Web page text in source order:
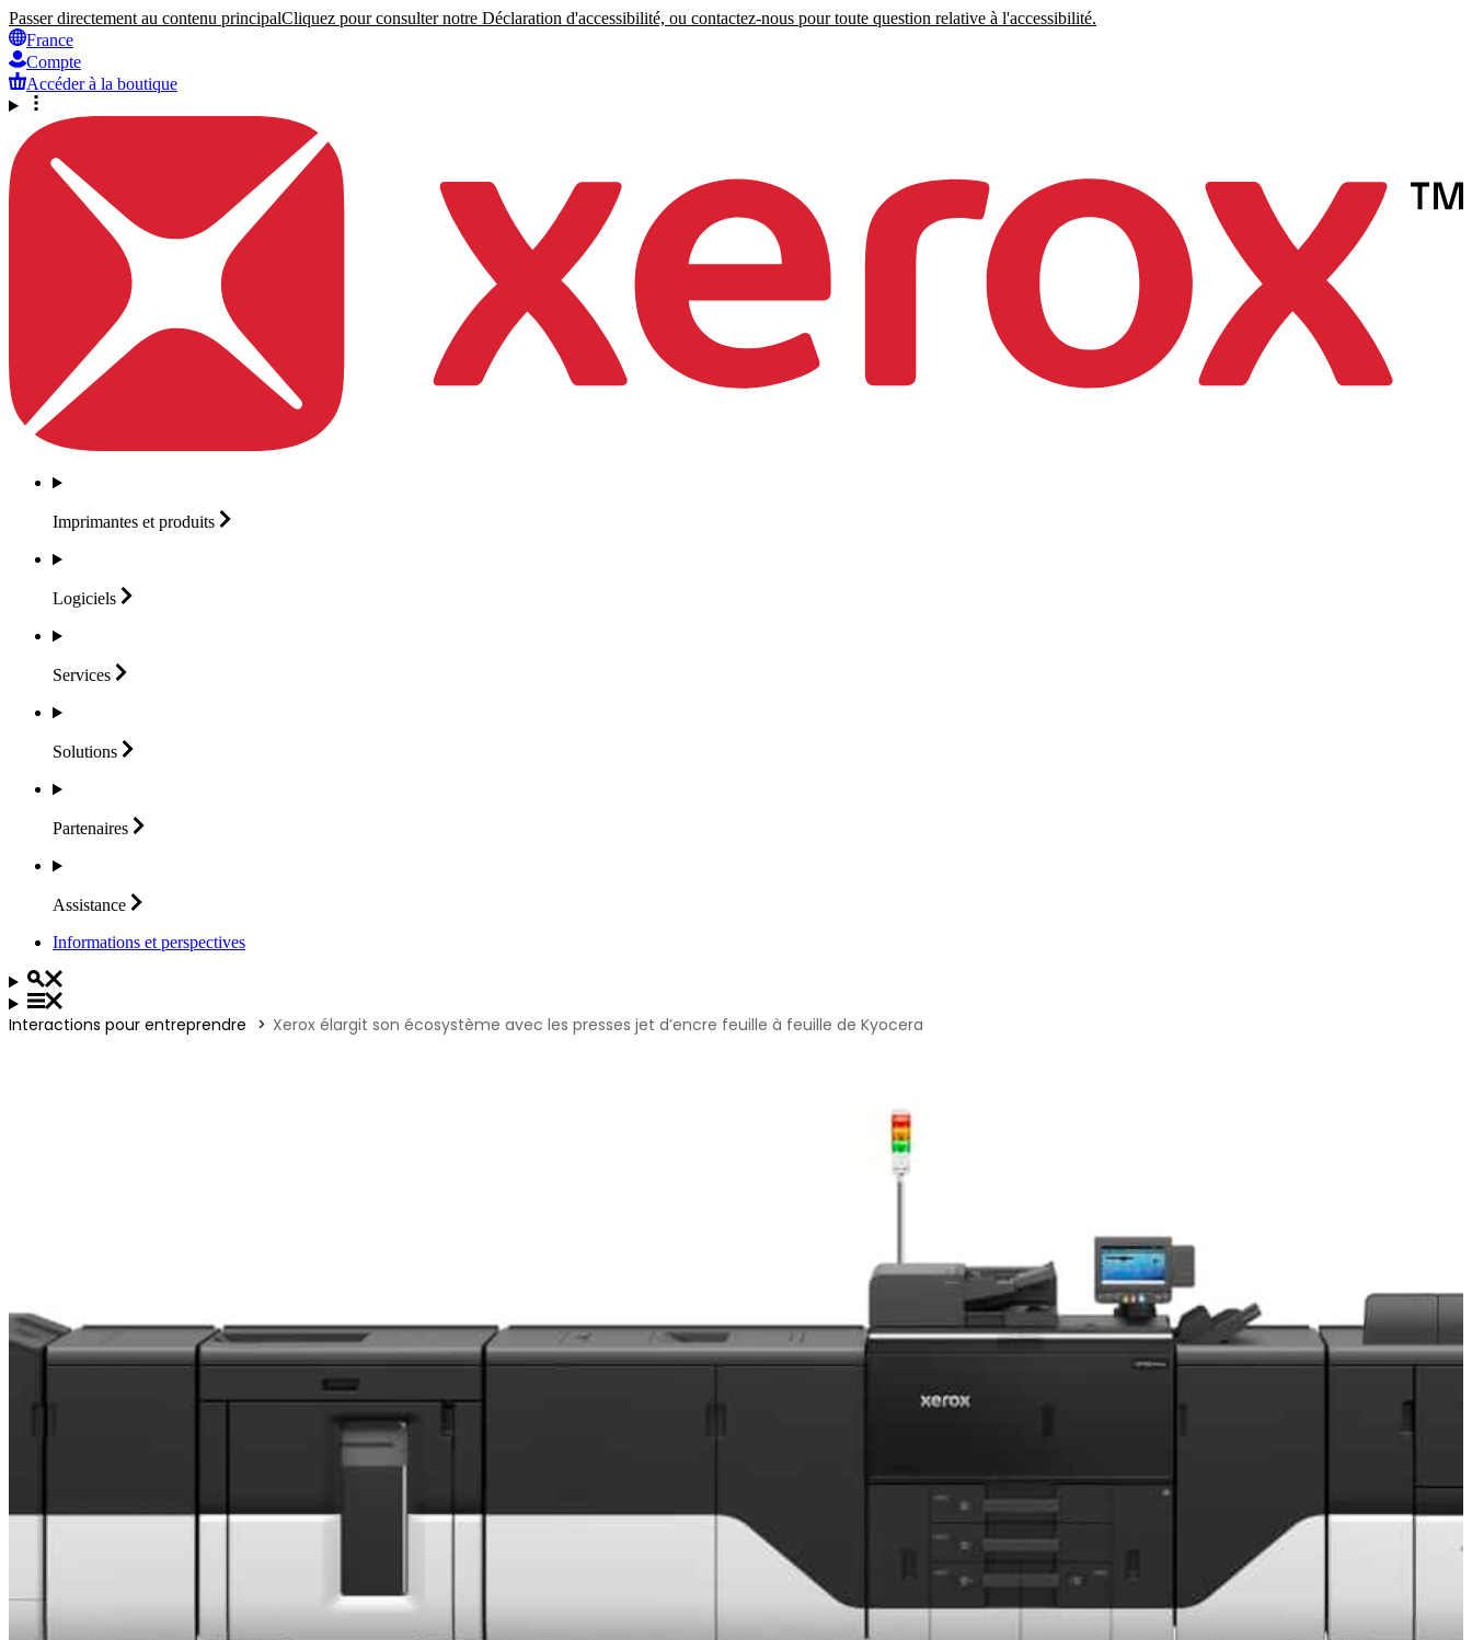
Passer directement au contenu principalCliquez pour consulter notre Déclaration d'accessibilité, ou contactez-nous pour toute question relative à l'accessibilité.
France
Compte
Accéder à la boutique
Imprimantes et produits
Logiciels
Services
Solutions
Partenaires
Assistance
Informations et perspectives
Interactions pour entreprendre Xerox élargit son écosystème avec les presses jet d’encre feuille à feuille de Kyocera